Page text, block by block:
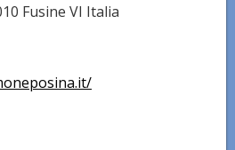
Fusine VI Italia